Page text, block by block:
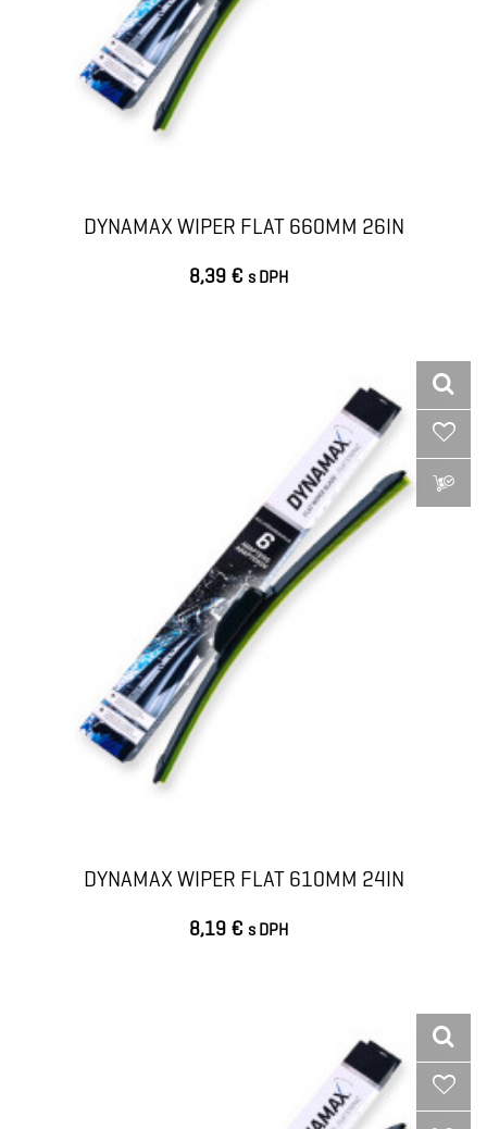
DYNAMAX WIPER FLAT 660MM 26IN
8,39 € s DPH
DYNAMAX WIPER FLAT 610MM 24IN
8,19 € s DPH